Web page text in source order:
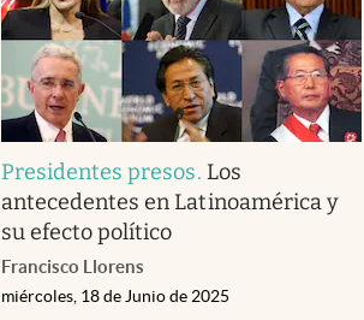
Presidentes presos. Los
antecedentes en Latinoamérica y
su efecto político
Francisco Llorens
miércoles, 18 de Junio de 2025